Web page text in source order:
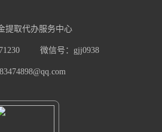
提取代办服务中心
微信号：gjj0938